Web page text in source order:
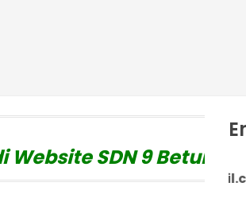
SDN 9 Betung"